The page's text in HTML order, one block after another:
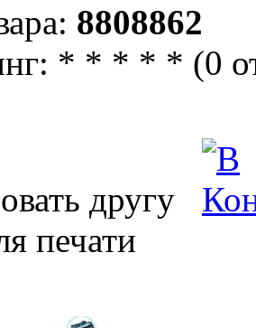
8808862
* * * * * (0
другу
печати